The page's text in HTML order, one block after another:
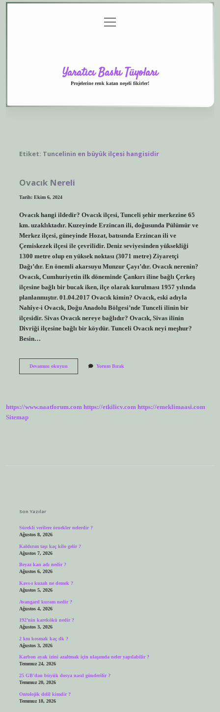
menüyü
aç
Yaratıcı Baskı Tüyoları
Projelerine renk katan neşeli fikirler!
Etiket: Tuncelinin en büyük ilçesi hangisidir
Ovacık Nereli
Tarih: Ekim 6, 2024
Ovacık hangi ildedir? Ovacık ilçesi, Tunceli şehir merkezine 65
km. uzaklıktadır. Kuzeyinde Erzincan ili, doğusunda Pülümür ve
Merkez ilçesi, güneyinde Hozat, batısında Erzincan ili ve
Çemiskezek ilçesi ile çevrilidir. Deniz seviyesinden yüksekliği
1300 metre olup en yüksek noktası (3071 metre) Ziyaretçi
Dağı’dır. En önemli akarsuyu Munzur Çayı’dır. Ovacık nerenin?
Ovacık, Cumhuriyetin ilk döneminde Çankırı iline bağlı Çerkeş
ilçesine bağlı bir bucak iken, ilçe olarak kurulması 1957 yılında
planlanmıştır. 01.04.2017 Ovacık kimin? Ovacık, eski adıyla
Nahîye-i Ovacık, Doğu Anadolu Bölgesi’nde Tunceli ilinin bir
ilçesidir. Sivas Ovacık nereye bağlıdır? Ovacık, Sivas ilinin
Divriği ilçesine bağlı bir köydür. Tunceli Ovacık neyi meşhur?
Besin…
Devamını okuyunOvacık
Yorum Bırak
https://www.naatforum.com https://etkilicv.com https://emeklimaasi.com
Sitemap
Son Yazılar
Sürekli verilere örnekler nelerdir ?
Ağustos 8, 2026
Kaldırım taşı kaç kilo gelir ?
Ağustos 7, 2026
Beyaz kan adı nedir ?
Ağustos 6, 2026
Kavs-ı kuzah ne demek ?
Ağustos 5, 2026
Avangard kuram nedir ?
Ağustos 4, 2026
192’nin karekökü nedir ?
Ağustos 3, 2026
2 km kosmak kaç dk ?
Ağustos 3, 2026
Karbon ayak izini azaltmak için ulaşımda neler yapılabilir ?
Temmuz 24, 2026
25 GB’dan büyük dosya nasıl gönderilir ?
Temmuz 20, 2026
Ontolojik delil kimdir ?
Temmuz 18, 2026